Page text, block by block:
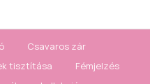
Csavaros zár
tisztítása
Fémjelzés